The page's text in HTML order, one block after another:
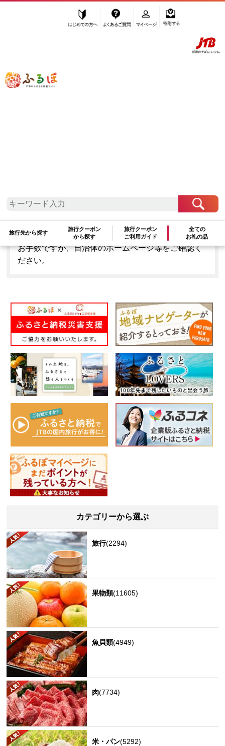
ふるぽ JTBのふるさと納税サイト
旅行先から探す
旅行クーポン
から探す
旅行クーポン
ご利用ガイド
全ての
お礼の品
「東京都小金井市」はふるぽからお申込みをするこ
とはできません。
お手数ですが、自治体のホームページ等をご確認く
ださい。
カテゴリーから選ぶ
旅行(2294)
果物類(11605)
魚貝類(4949)
肉(7734)
米・パン(5292)